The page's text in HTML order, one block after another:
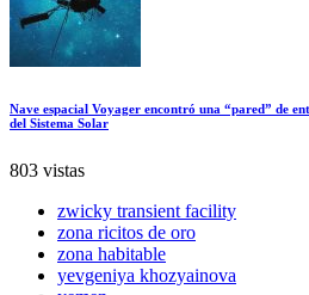
Nave espacial Voyager encontró una “pared” de
del Sistema Solar
803 vistas
zwicky transient facility
zona ricitos de oro
zona habitable
yevgeniya khozyainova